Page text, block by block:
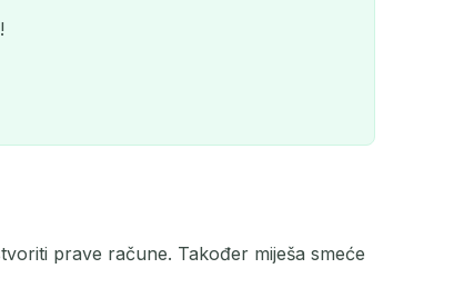
prave račune. Također miješa smeće